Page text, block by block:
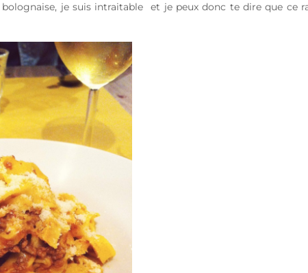
je suis intraitable et je peux donc te dire que ce